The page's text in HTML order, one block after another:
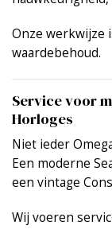
Onze werkwijze
waardebehoud.
Service voor
Horloges
Niet ieder
Een moderne
een vintage
Wij voeren